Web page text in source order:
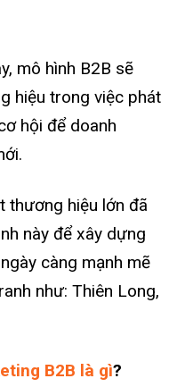
mô hình B2B sẽ
hiệu trong việc phát
hội để doanh
thương hiệu lớn đã
này để xây dựng
càng mạnh mẽ
như: Thiên Long,
B2B là gì?